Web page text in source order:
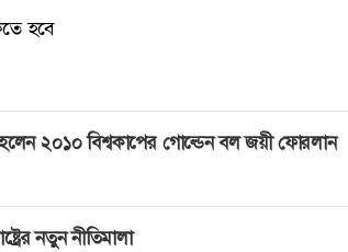
হবে
২০১০ বিশ্বকাপের গোল্ডেন বল জয়ী ফোরলান
নতুন নীতিমালা